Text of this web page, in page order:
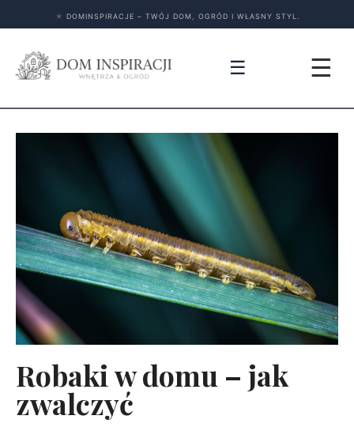
★ DOMINSPIRACJE – TWÓJ DOM, OGRÓD I WŁASNY STYL.
☰ ☰
Robaki w domu – jak
zwalczyć